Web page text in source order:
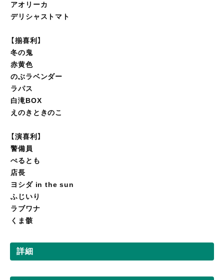
アオリーカ
デリシャストマト
【揃喜利】
冬の鬼
赤黄色
のぶラベンダー
ラパス
白滝BOX
えのきときのこ
【演喜利】
警備員
ぺるとも
店長
ヨシダ in the sun
ふじいり
ラブワナ
くま骸
詳細